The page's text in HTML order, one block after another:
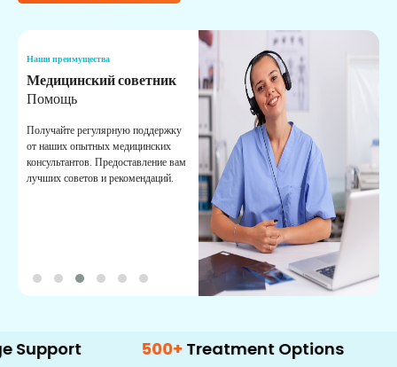
Наши преимущества
Медицинский советник
Помощь
Получайте регулярную поддержку
от наших опытных медицинских
консультантов. Предоставление вам
лучших советов и рекомендаций.
500+ Treatment Options